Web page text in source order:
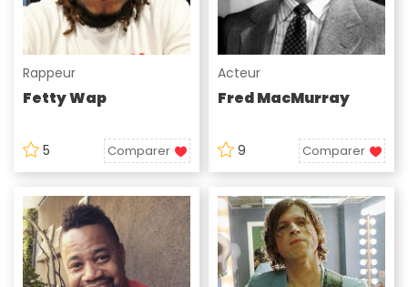
Rappeur
Fetty Wap
5 Comparer
Acteur
Fred MacMurray
9 Comparer